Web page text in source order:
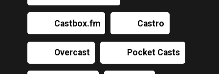
Castbox.fm Castro
Overcast Pocket Casts